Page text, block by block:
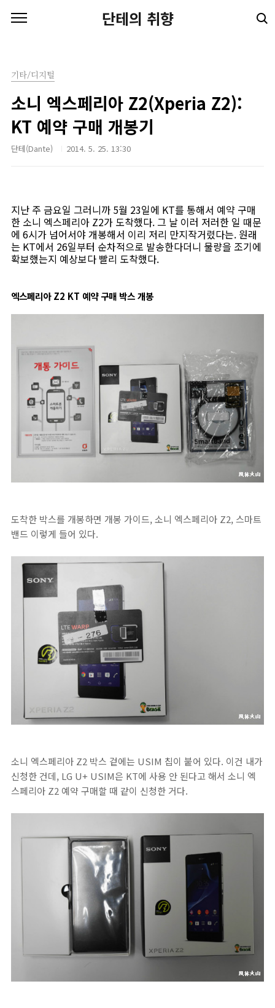
단테의 취향
기타/디지털
소니 엑스페리아 Z2(Xperia Z2):
KT 예약 구매 개봉기
단테(Dante) 2014. 5. 25. 13:30
지난 주 금요일 그러니까 5월 23일에 KT를 통해서 예약 구매
한 소니 엑스페리아 Z2가 도착했다. 그 날 이러 저러한 일 때문
에 6시가 넘어서야 개봉해서 이리 저리 만지작거렸다는. 원래
는 KT에서 26일부터 순차적으로 발송한다더니 물량을 조기에
확보했는지 예상보다 빨리 도착했다.
엑스페리아 Z2 KT 예약 구매 박스 개봉
도착한 박스를 개봉하면 개봉 가이드, 소니 엑스페리아 Z2, 스마트
밴드 이렇게 들어 있다.
소니 엑스페리아 Z2 박스 겉에는 USIM 칩이 붙어 있다. 이건 내가
신청한 건데, LG U+ USIM은 KT에 사용 안 된다고 해서 소니 엑
스페리아 Z2 예약 구매할 때 같이 신청한 거다.